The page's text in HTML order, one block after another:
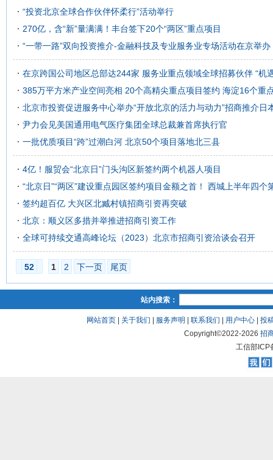
“投资北京全球合作伙伴怀柔行”活动举行
270亿，含“新”量满满！丰台签下20个“两区”重点项目
“一带一路”双向投资推介-金融科技及专业服务业专场活动在京举办
在京跨国公司地区总部达244家 服务业重点领域全球招募伙伴 “机
385万平方米产业空间亮相 20个高精尖重点项目签约 海淀16个重
北京市投资促进服务中心举办“开放北京的活力与动力”招商推介日
尹力会见美国通用电气医疗集团全球总裁兼首席执行官
一批优质项目“跨”过潮白河 北京50个项目落地北三县
4亿！服贸会“北京日”门头沟区新签约两个机器人项目
“北京日”“两区”建设重点园区签约项目金额之首！ 西城上半年四个
签约超百亿 大兴区北臧村镇招商引资再突破
北京：顺义区多措并举推进招商引资工作
全球可持续交通高峰论坛（2023）北京市招商引资洽谈会召开
52 1 2 下一页 尾页
站内搜索：
网站首页 关于我们 服务声明 联系我们 用户中心
投
Copyright©2022-2026招
工信部ICP